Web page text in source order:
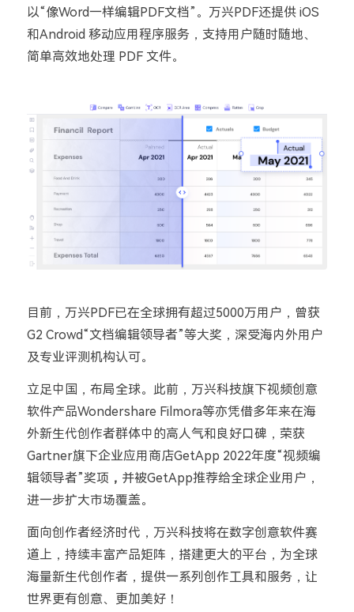
以“像Word一样编辑PDF文档”。万兴PDF还提供 iOS
和Android 移动应用程序服务，支持用户随时随地、
简单高效地处理 PDF 文件。
目前，万兴PDF已在全球拥有超过5000万用户，曾获
G2 Crowd“文档编辑领导者”等大奖，深受海内外用户
及专业评测机构认可。
立足中国，布局全球。此前，万兴科技旗下视频创意
软件产品Wondershare Filmora等亦凭借多年来在海
外新生代创作者群体中的高人气和良好口碑，荣获
Gartner旗下企业应用商店GetApp 2022年度“视频编
辑领导者”奖项 ， 并被GetApp推荐给全球企业用户，
进一步扩大市场覆盖。
面向创作者经济时代，万兴科技将在数字创意软件赛
道上，持续丰富产品矩阵，搭建更大的平台，为全球
海量新生代创作者，提供一系列创作工具和服务，让
世界更有创意、更加美好！